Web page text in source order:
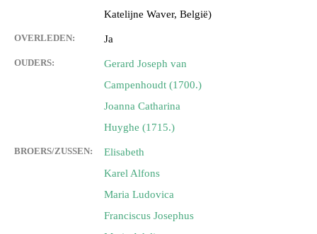
Katelijne Waver, België)
OVERLEDEN: Ja
OUDERS:
Gerard Joseph van
Campenhoudt (1700.)
Joanna Catharina
Huyghe (1715.)
BROERS/ZUSSEN:
Elisabeth
Karel Alfons
Maria Ludovica
Franciscus Josephus